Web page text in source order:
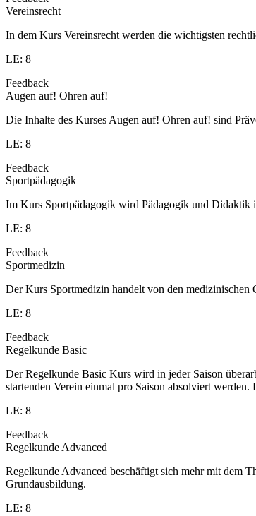
Vereinsrecht
In dem Kurs Vereinsrecht werden die wichtigsten
LE: 8
Feedback
Augen auf! Ohren auf!
Die Inhalte des Kurses Augen auf! Ohren auf! sind
LE: 8
Feedback
Sportpädagogik
Im Kurs Sportpädagogik wird Pädagogik und Didaktik
LE: 8
Feedback
Sportmedizin
Der Kurs Sportmedizin handelt von den
LE: 8
Feedback
Regelkunde Basic
Der Regelkunde Basic Kurs wird in jeder Saison
startenden Verein einmal pro Saison absolviert
LE: 8
Feedback
Regelkunde Advanced
Regelkunde Advanced beschäftigt sich mehr mit dem
Grundausbildung.
LE: 8